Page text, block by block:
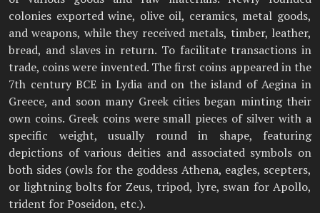
colonies exported wine, olive oil, ceramics, metal goods,
and weapons, while they received metals, timber, leather,
bread, and slaves in return. To facilitate transactions in
trade, coins were invented. The first coins appeared in the
7th century BCE in Lydia and on the island of Aegina in
Greece, and soon many Greek cities began minting their
own coins. Greek coins were small pieces of silver with a
specific weight, usually round in shape, featuring
depictions of various deities and associated symbols on
both sides (owls for the goddess Athena, eagles, scepters,
or lightning bolts for Zeus, tripod, lyre, swan for Apollo,
trident for Poseidon, etc.).